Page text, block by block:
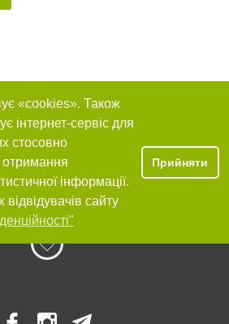
«cookies». Також
інтернет-сервіс для
стосовно
отримання
інформації.
сайту
Прийняти